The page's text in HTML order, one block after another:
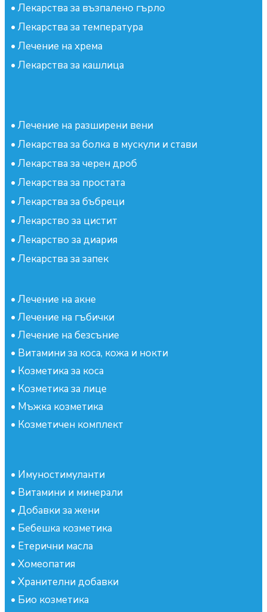
• Лекарства за възпалено гърло
• Лекарства за температура
• Лечение на хрема
• Лекарства за кашлица
• Лечение на разширени вени
• Лекарства за болка в мускули и стави
• Лекарства за черен дроб
• Лекарства за простата
• Лекарства за бъбреци
• Лекарство за цистит
• Лекарство за диария
• Лекарства за запек
• Лечение на акне
• Лечение на гъбички
• Лечение на безсъние
• Витамини за коса, кожа и нокти
• Козметика за коса
• Козметика за лице
• Мъжка козметика
• Козметичен комплект
• Имуностимуланти
• Витамини и минерали
• Добавки за жени
• Бебешка козметика
• Етерични масла
• Хомеопатия
• Хранителни добавки
• Био козметика